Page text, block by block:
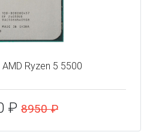
Ryzen 5 5500
₽ 8950 ₽